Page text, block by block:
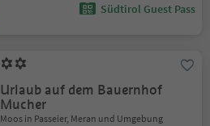
Südtirol Guest Pass
Urlaub auf dem Bauernhof
Mucher
Moos in Passeier, Meran und Umgebung